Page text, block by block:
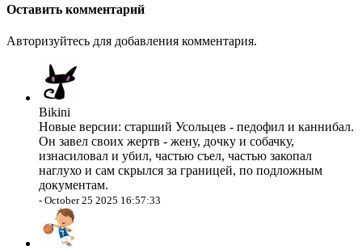
Оставить комментарий
Авторизуйтесь для добавления комментария.
Bikini
Новые версии: старший Усольцев - педофил и каннибал.
Он завел своих жертв - жену, дочку и собачку,
изнасиловал и убил, частью съел, частью закопал
наглухо и сам скрылся за границей, по подложным
документам.
- October 25 2025 16:57:33